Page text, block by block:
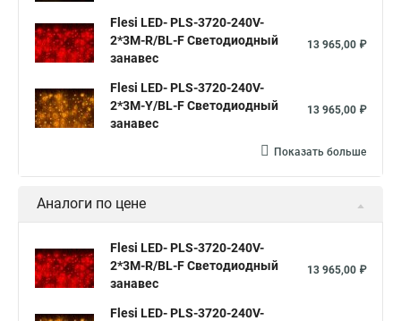
Flesi LED- PLS-3720-240V-
2*3М-R/BL-F Светодиодный
занавес
13 965,00 ₽
Flesi LED- PLS-3720-240V-
2*3М-Y/BL-F Светодиодный
занавес
13 965,00 ₽
Показать больше
Аналоги по цене
Flesi LED- PLS-3720-240V-
2*3М-R/BL-F Светодиодный
занавес
13 965,00 ₽
Flesi LED- PLS-3720-240V-